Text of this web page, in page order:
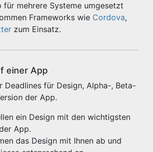
für mehrere Systeme umgesetzt
Frameworks wie Cordova,
zum Einsatz.
einer App
Deadlines für Design, Alpha-, Beta-
der App.
ein Design mit den wichtigsten
App.
das Design mit Ihnen ab und